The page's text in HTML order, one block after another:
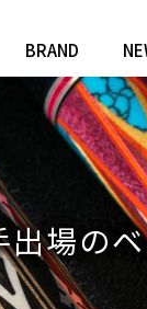
BRAND
場のベ